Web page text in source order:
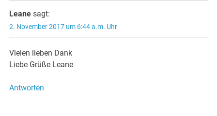
Leane sagt:
2. November 2017 um 6:44 a.m. Uhr
Vielen lieben Dank
Liebe Grüße Leane
Antworten